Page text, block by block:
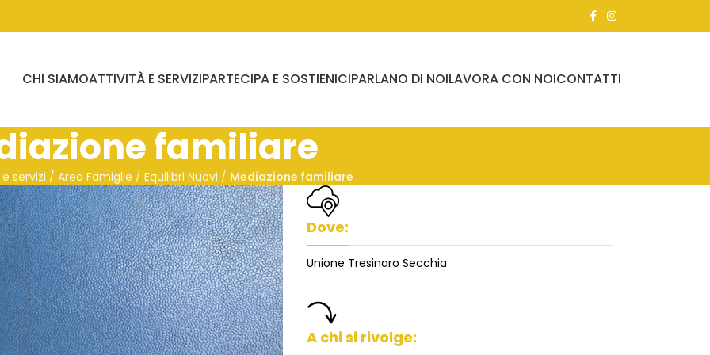
CHI SIAMOATTIVITÀ E SERVIZIPARTECIPA E SOSTIENICIPARLANO DI NOILAVORA CON NOICONTATTI
familiare
servizi / Area Famiglie / Equilibri Nuovi / Mediazione familiare
Dove:
Unione Tresinaro Secchia
A chi si rivolge: